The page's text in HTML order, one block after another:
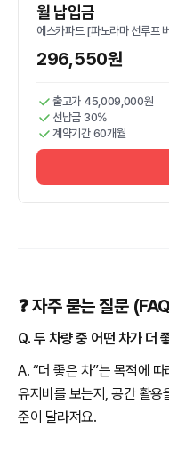
월 납입금
에스카파드 [파노라마 선루프
296,550원
출고가 45,009,000원
선납금 30%
계약기간 60개월
❓ 자주 묻는 질문
Q. 두 차량 중 어떤 차가 더
A. “더 좋은 차”는 목적에
유지비를 보는지, 공간 활용
준이 달라져요.